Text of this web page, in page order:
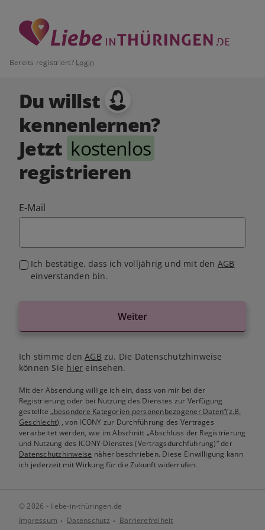
Bereits registriert? Login
Du willst
kennenlernen?
Jetzt kostenlos
registrieren
E-Mail
Ich bestätige, dass ich volljährig und mit den AGB
einverstanden bin.
Weiter
Ich stimme denAGB zu. Die Datenschutzhinweise
können Sie hier einsehen.
Mit der Absendung willige ich ein, dass von mir bei der
Registrierung oder bei Nutzung des Dienstes zur Verfügung
gestellte„besondere Kategorien personenbezogener Daten“(z.B.
Geschlecht) , von ICONY zur Durchführung des Vertrages
verarbeitet werden, wie im Abschnitt „Abschluss der Registrierung
und Nutzung des ICONY-Dienstes (Vertragsdurchführung)“ der
Datenschutzhinweise näher beschrieben. Diese Einwilligung kann
ich jederzeit mit Wirkung für die Zukunft widerrufen.
© 2026 - liebe-in-thüringen.de
Impressum
Datenschutz Barrierefreiheit